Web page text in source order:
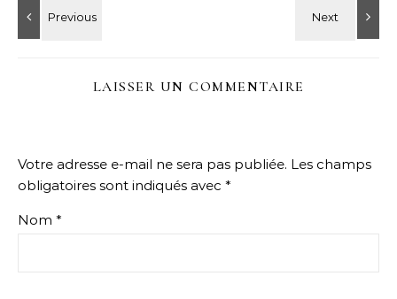
LAISSER UN COMMENTAIRE
Votre adresse e-mail ne sera pas publiée. Les champs
obligatoires sont indiqués avec *
Nom *